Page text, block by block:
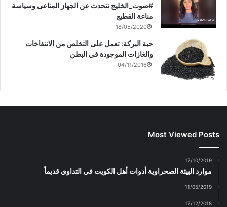
#صوت_الخليج تتحدث عن الجهاز المناعى وسياسة
مناعة القطيع
18/05/2020
حبة البركة: تعمل على التخلص من الانتفاخات
والغازات الموجودة في البطن
04/11/2016
Most Viewed Posts
17/10/2019
موارد البيئة الصحراوية أدوات أهل الكويت في التداوي قديماً
11/05/2019
17/12/2018